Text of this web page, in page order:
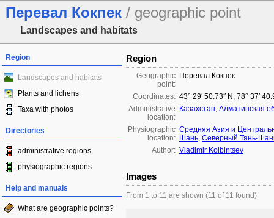
Перевал Кокпек / geographic point
Landscapes and habitats
Region
Landscapes and habitats
Plants and lichens
Taxa with photos
Directories
administrative regions
physiographic regions
Help and manuals
What are geographic points?
Region
Geographic
point:
Перевал Кокпек
Coordinates: 43° 29′ 50.73″ N, 78° 37′
Administrative
location:
Казахстан, Алматинская
Physiographic
location:
Средняя Азия и
Шань, Северный Тянь-
Author: Vladimir Kolbintsev
Images
From 1 to 11 are shown (11 of 11 found)